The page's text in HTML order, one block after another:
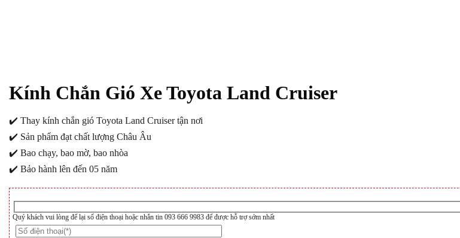
Kính Chắn Gió Xe Toyota Land Cruiser
✔️ Thay kính chắn gió Toyota Land Cruiser tận nơi
✔️ Sản phẩm đạt chất lượng Châu Âu
✔️ Bao chạy, bao mờ, bao nhòa
✔️ Bảo hành lên đến 05 năm
Quý khách vui lòng để lại số điện thoại hoặc nhắn tin 093 666 9983 để được hỗ trợ sớm nhất